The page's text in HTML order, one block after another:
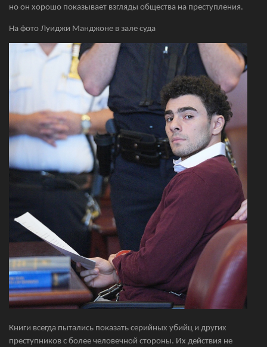
но он хорошо показывает взгляды общества на преступления.
На фото Луиджи Манджоне в зале суда
Книги всегда пытались показать серийных убийц и других
преступников с более человечной стороны. Их действия не